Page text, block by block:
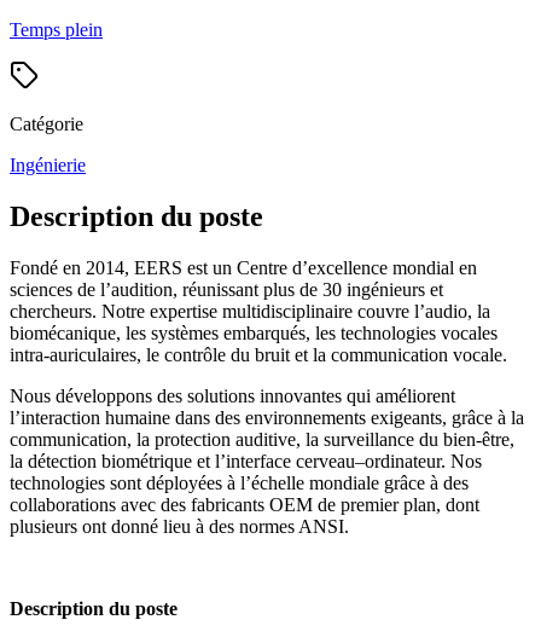
Temps plein
Catégorie
Ingénierie
Description du poste
Fondé en 2014, EERS est un Centre d’excellence mondial en
sciences de l’audition, réunissant plus de 30 ingénieurs et
chercheurs. Notre expertise multidisciplinaire couvre l’audio, la
biomécanique, les systèmes embarqués, les technologies vocales
intra-auriculaires, le contrôle du bruit et la communication vocale.
Nous développons des solutions innovantes qui améliorent
l’interaction humaine dans des environnements exigeants, grâce à la
communication, la protection auditive, la surveillance du bien-être,
la détection biométrique et l’interface cerveau–ordinateur. Nos
technologies sont déployées à l’échelle mondiale grâce à des
collaborations avec des fabricants OEM de premier plan, dont
plusieurs ont donné lieu à des normes ANSI.
Description du poste